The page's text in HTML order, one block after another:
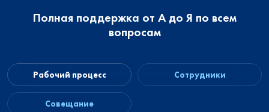
Полная поддержка от А до Я по всем
вопросам
Рабочий процесс Сотрудники
Совещание